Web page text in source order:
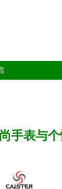
手表与